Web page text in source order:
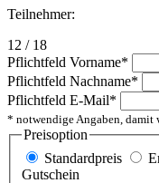
Teilnehmer:
12 / 18
Pflichtfeld Vorname*
Pflichtfeld Nachname*
Pflichtfeld E-Mail*
* notwendige Angaben,
Preisoption
Standardpreis
Gutschein